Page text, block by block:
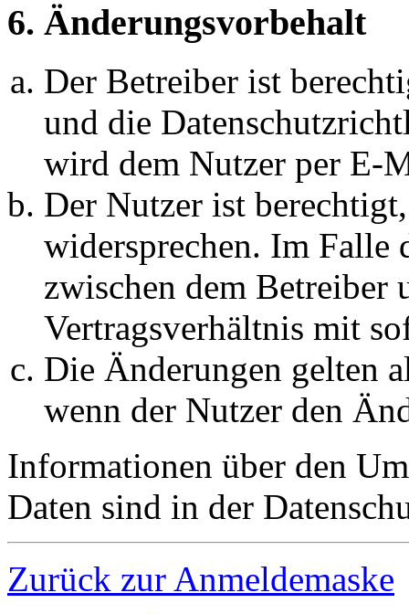
6. Änderungsvorbehalt
Der Betreiber ist
und die
wird dem Nutzer per E-
Der Nutzer ist
widersprechen. Im Falle
zwischen dem Betreiber
Vertragsverhältnis mit
Die Änderungen gelten
wenn der Nutzer den
Informationen über den
Daten sind in der
Zurück zur Anmeldemaske